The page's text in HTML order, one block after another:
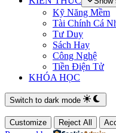
Kỹ Năng Mềm
Tài Chính Cá
Tư Duy
Sách Hay
Công Nghệ
Tiền Điện Tử
KHÓA HỌC
Switch to dark mode
Customize Reject All